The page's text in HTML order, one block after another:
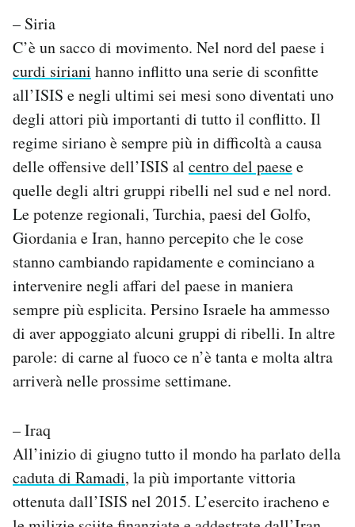
– Siria
C’è un sacco di movimento. Nel nord del paese i
curdi siriani hanno inflitto una serie di sconfitte
all’ISIS e negli ultimi sei mesi sono diventati uno
degli attori più importanti di tutto il conflitto. Il
regime siriano è sempre più in difficoltà a causa
delle offensive dell’ISIS al centro del paesee
quelle degli altri gruppi ribelli nel sud e nel nord.
Le potenze regionali, Turchia, paesi del Golfo,
Giordania e Iran, hanno percepito che le cose
stanno cambiando rapidamente e cominciano a
intervenire negli affari del paese in maniera
sempre più esplicita. Persino Israele ha ammesso
di aver appoggiato alcuni gruppi di ribelli. In altre
parole: di carne al fuoco ce n’è tanta e molta altra
arriverà nelle prossime settimane.
– Iraq
All’inizio di giugno tutto il mondo ha parlato della
caduta di Ramadi, la più importante vittoria
ottenuta dall’ISIS nel 2015. L’esercito iracheno e